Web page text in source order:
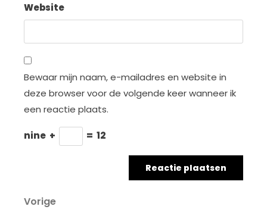
Website
Bewaar mijn naam, e-mailadres en website in
deze browser voor de volgende keer wanneer ik
een reactie plaats.
nine + = 12
Berichtnavigatie
Vorig
Vorige